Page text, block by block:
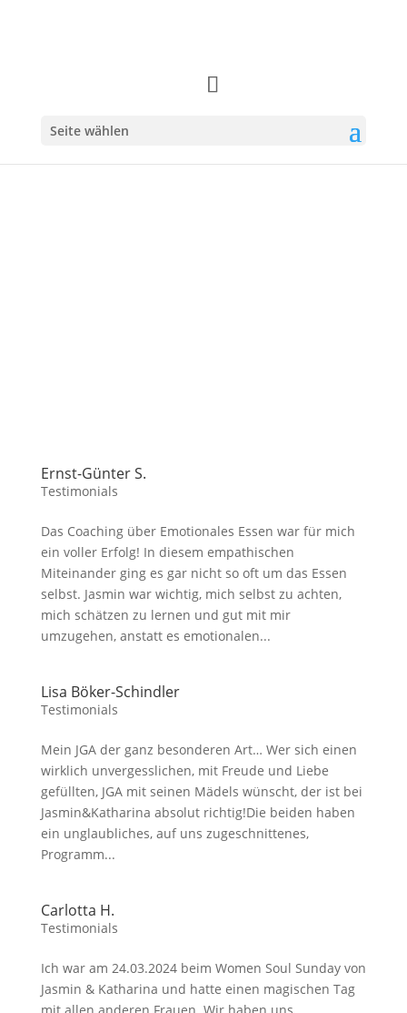
Seite wählen
Ernst-Günter S.
Testimonials
Das Coaching über Emotionales Essen war für mich
ein voller Erfolg! In diesem empathischen
Miteinander ging es gar nicht so oft um das Essen
selbst. Jasmin war wichtig, mich selbst zu achten,
mich schätzen zu lernen und gut mit mir
umzugehen, anstatt es emotionalen...
Lisa Böker-Schindler
Testimonials
Mein JGA der ganz besonderen Art… Wer sich einen
wirklich unvergesslichen, mit Freude und Liebe
gefüllten, JGA mit seinen Mädels wünscht, der ist bei
Jasmin&Katharina absolut richtig!Die beiden haben
ein unglaubliches, auf uns zugeschnittenes,
Programm...
Carlotta H.
Testimonials
Ich war am 24.03.2024 beim Women Soul Sunday von
Jasmin & Katharina und hatte einen magischen Tag